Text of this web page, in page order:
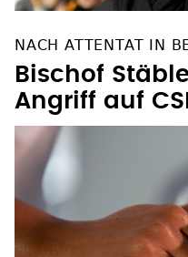
NACH ATTENTAT IN
Bischof
Angriff auf